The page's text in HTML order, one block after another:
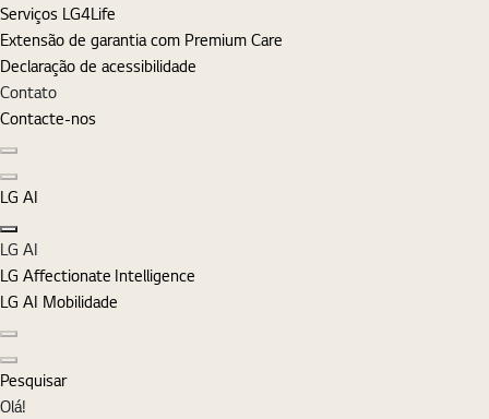
Serviços LG4Life
Extensão de garantia com Premium Care
Declaração de acessibilidade
Contato
Contacte-nos
Diapositivo seguinte
LG AI
Fechar
LG AI
LG Affectionate Intelligence
LG AI Mobilidade
Diapositivo seguinte
Pesquisar
MyLG
Olá!